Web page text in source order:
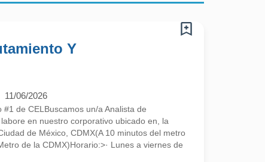
Y
11/06/2026
de CELBuscamos un/a Analista de
en nuestro corporativo ubicado en, la
de México, CDMX(A 10 minutos del metro
de la CDMX)Horario:>· Lunes a viernes de